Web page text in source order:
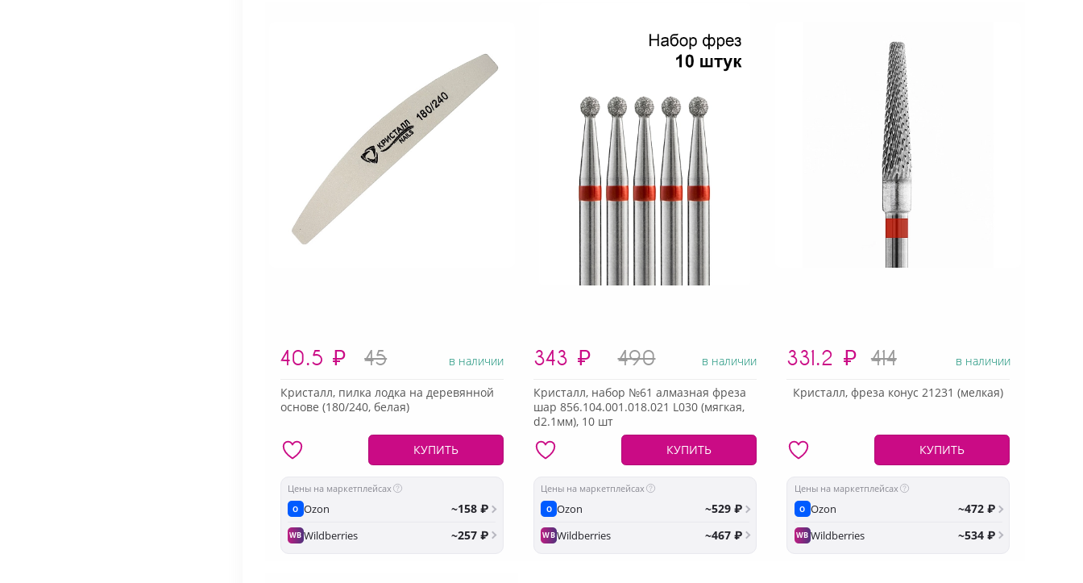
40.5 ₽ 45 в наличии
Кристалл, пилка лодка на деревянной
основе (180/240, белая)
КУПИТЬ
Цены на маркетплейсах
O Ozon ~158 ₽
WB Wildberries ~257 ₽
343 ₽ 490 в наличии
Кристалл, набор №61 алмазная фреза
шар 856.104.001.018.021 L030 (мягкая,
d2.1мм), 10 шт
КУПИТЬ
Цены на маркетплейсах
O Ozon ~529 ₽
WBWildberries ~467 ₽
331.2 ₽ 414 в наличии
Кристалл, фреза конус 21231 (мелкая)
КУПИТЬ
Цены на маркетплейсах
O Ozon ~472 ₽
WBWildberries ~534 ₽